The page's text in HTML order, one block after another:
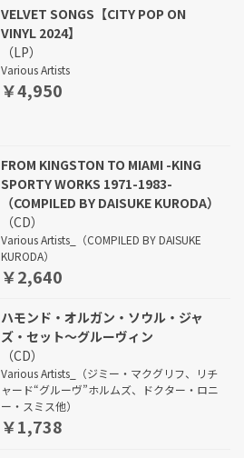
VELVET SONGS【CITY POP ON
VINYL 2024】
（LP）
Various Artists
￥4,950
FROM KINGSTON TO MIAMI -KING
SPORTY WORKS 1971-1983-
（COMPILED BY DAISUKE KURODA）
（CD）
Various Artists_（COMPILED BY DAISUKE
KURODA）
￥2,640
ハモンド・オルガン・ソウル・ジャ
ズ・セット～グルーヴィン
（CD）
Various Artists_（ジミー・マクグリフ、リチ
ャード“グルーヴ”ホルムズ、ドクター・ロニ
ー・スミス他）
￥1,738